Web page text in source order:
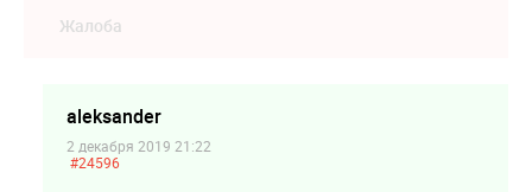
Жалоба
aleksander
2 декабря 2019 21:22
#24596